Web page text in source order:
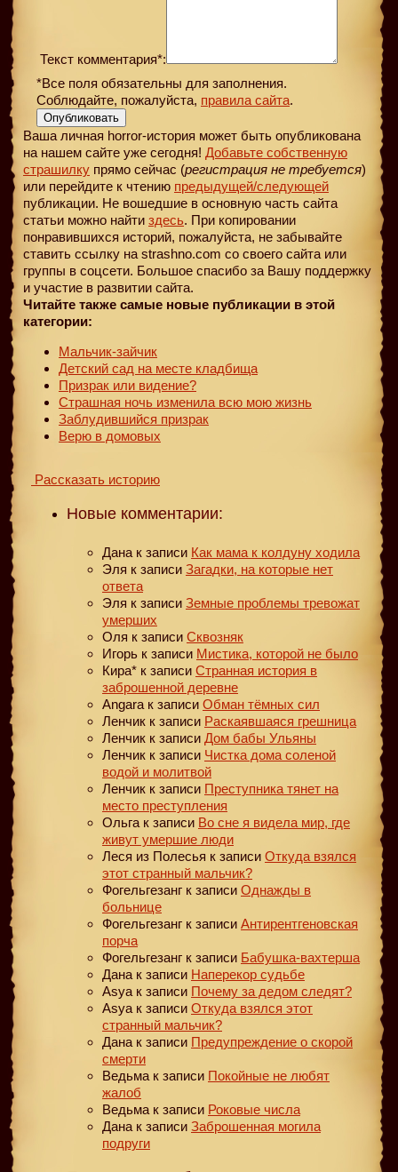
Текст комментария*:
*Все поля обязательны для заполнения.
Соблюдайте, пожалуйста, правила сайта.
Опубликовать
Ваша личная horror-история может быть опубликована
на нашем сайте уже сегодня! Добавьте собственную
страшилку прямо сейчас (регистрация не требуется)
или перейдите к чтению предыдущей/следующей
публикации. Не вошедшие в основную часть сайта
статьи можно найти здесь. При копировании
понравившихся историй, пожалуйста, не забывайте
ставить ссылку на strashno.com со своего сайта или
группы в соцсети. Большое спасибо за Вашу поддержку
и участие в развитии сайта.
Читайте также самые новые публикации в этой
категории:
Мальчик-зайчик
Детский сад на месте кладбища
Призрак или видение?
Страшная ночь изменила всю мою жизнь
Заблудившийся призрак
Верю в домовых
Рассказать историю
Новые комментарии:
Дана к записи Как мама к колдуну ходила
Эля к записи Загадки, на которые нет
ответа
Эля к записи Земные проблемы тревожат
умерших
Оля к записи Сквозняк
Игорь к записи Мистика, которой не было
Кира* к записи Странная история в
заброшенной деревне
Angara к записи Обман тёмных сил
Ленчик к записи Раскаявшаяся грешница
Ленчик к записи Дом бабы Ульяны
Ленчик к записи Чистка дома соленой
водой и молитвой
Ленчик к записи Преступника тянет на
место преступления
Ольга к записи Во сне я видела мир, где
живут умершие люди
Леся из Полесья к записи Откуда взялся
этот странный мальчик?
Фогельгезанг к записи Однажды в
больнице
Фогельгезанг к записи Антирентгеновская
порча
Фогельгезанг к записи Бабушка-вахтерша
Дана к записи Наперекор судьбе
Asya к записи Почему за дедом следят?
Asya к записи Откуда взялся этот
странный мальчик?
Дана к записи Предупреждение о скорой
смерти
Ведьма к записи Покойные не любят
жалоб
Ведьма к записи Роковые числа
Дана к записи Заброшенная могила
подруги